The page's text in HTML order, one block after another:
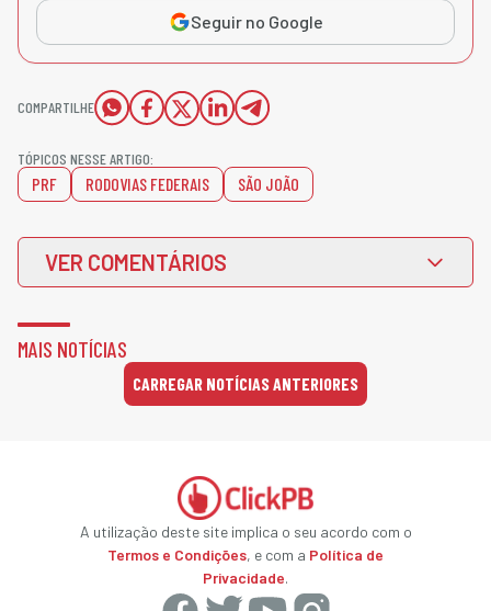
Seguir no Google
COMPARTILHE
TÓPICOS NESSE ARTIGO:
PRF RODOVIAS FEDERAIS SÃO JOÃO
VER COMENTÁRIOS
MAIS NOTÍCIAS
CARREGAR NOTÍCIAS ANTERIORES
A utilização deste site implica o seu acordo com o
Termos e Condições, e com a Política de
Privacidade.